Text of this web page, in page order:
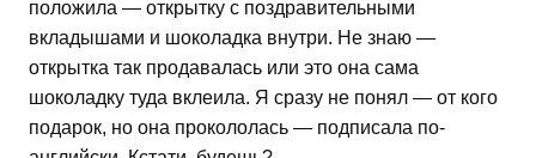
положила — открытку с поздравительными
вкладышами и шоколадка внутри. Не знаю —
открытка так продавалась или это она сама
шоколадку туда вклеила. Я сразу не понял — от кого
подарок, но она прокололась — подписала по-